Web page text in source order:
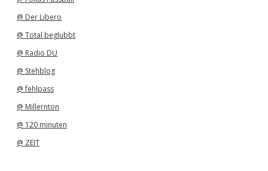
@ Der Libero
@ Total beglubbt
@ Radio DU
@ Stehblog
@ fehlpass
@ Millernton
@ 120 minuten
@ ZEIT